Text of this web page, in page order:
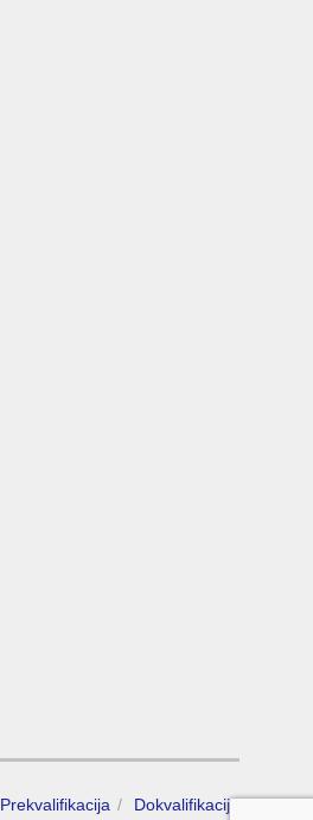
Prekvalifikacija Dokvalifikacija